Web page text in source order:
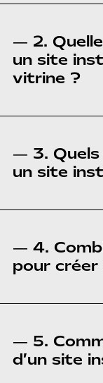
— 2.
un site
vitrine ?
— 3.
un site
— 4.
pour
— 5.
d’un site